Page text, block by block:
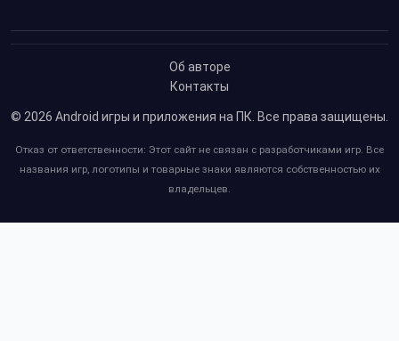
Об авторе
Контакты
© 2026 Android игры и приложения на ПК. Все права защищены.
Отказ от ответственности: Этот сайт не связан с разработчиками игр. Все
названия игр, логотипы и товарные знаки являются собственностью их
владельцев.